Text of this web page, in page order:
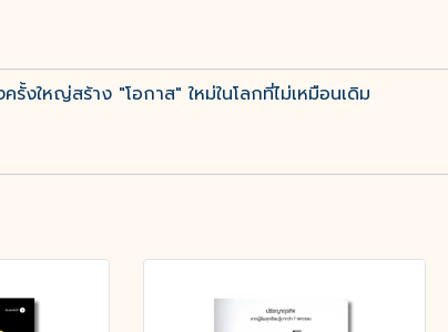
ครั้งใหญ่สร้าง "โอกาส" ใหม่ในโลกที่ไม่เหมือนเดิม